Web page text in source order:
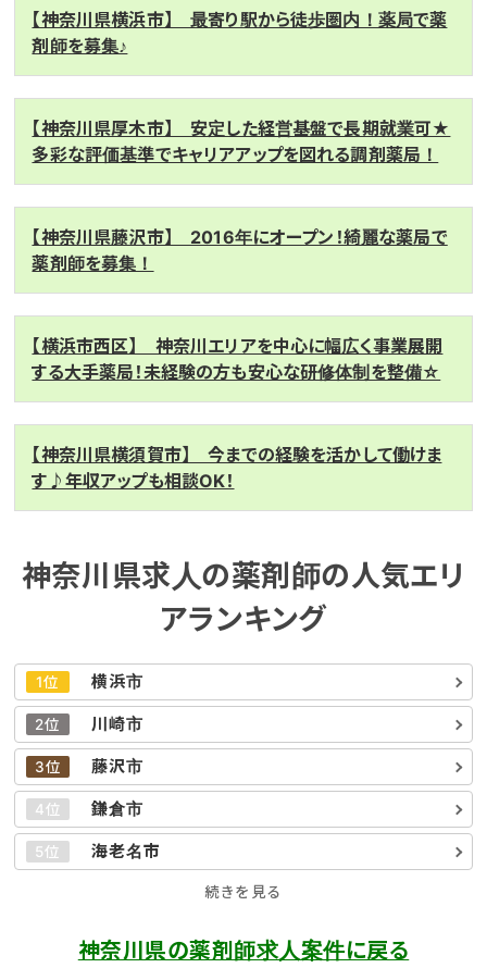
【神奈川県横浜市】 最寄り駅から徒歩圏内！薬局で薬
剤師を募集♪
【神奈川県厚木市】 安定した経営基盤で長期就業可★
多彩な評価基準でキャリアアップを図れる調剤薬局！
【神奈川県藤沢市】 2016年にオープン！綺麗な薬局で
薬剤師を募集！
【横浜市西区】 神奈川エリアを中心に幅広く事業展開
する大手薬局！未経験の方も安心な研修体制を整備☆
【神奈川県横須賀市】 今までの経験を活かして働けま
す♪年収アップも相談OK！
神奈川県求人の薬剤師の人気エリ
アランキング
1位 横浜市
2位 川崎市
3位 藤沢市
4位 鎌倉市
5位 海老名市
続きを見る
神奈川県の薬剤師求人案件に戻る